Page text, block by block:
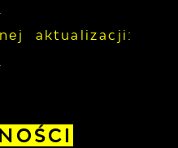
aktualizacji: